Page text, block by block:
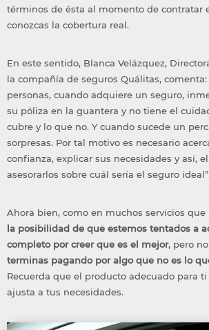
términos de ésta al momento de contratar
conozcas la cobertura real.
En este sentido, Blanca Velázquez,
la compañía de seguros Quálitas, comenta:
personas, cuando adquiere un seguro,
su póliza en la guantera y no tiene el
cubre y lo que no. Y cuando sucede un
sorpresas. Por tal motivo es necesario
confianza, explicar sus necesidades y así,
asesorarlos sobre cuál sería el seguro
Ahora bien, como en muchos servicios que
la posibilidad de que estemos tentados a
completo por creer que es el mejor, pero
terminas pagando por algo que no es lo
Recuerda que el producto adecuado para
ajusta a tus necesidades.